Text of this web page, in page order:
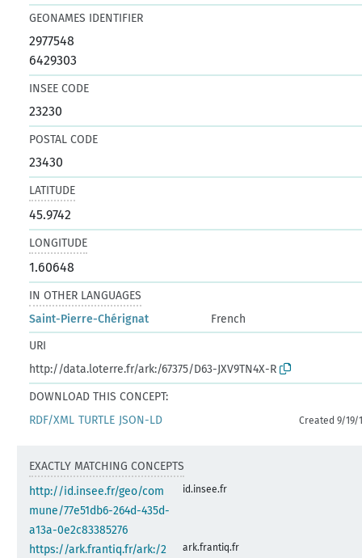
GEONAMES IDENTIFIER
2977548
6429303
INSEE CODE
23230
POSTAL CODE
23430
LATITUDE
45.9742
LONGITUDE
1.60648
IN OTHER LANGUAGES
Saint-Pierre-Chérignat
French
URI
http://data.loterre.fr/ark:/67375/D63-JXV9TN4X-R
DOWNLOAD THIS CONCEPT:
RDF/XML TURTLE JSON-LD Created 9/19/
EXACTLY MATCHING CONCEPTS
http://id.insee.fr/geo/com
mune/77e51db6-264d-435d-
a13a-0e2c83385276
id.insee.fr
https://ark.frantiq.fr/ark:/2
ark.frantiq.fr